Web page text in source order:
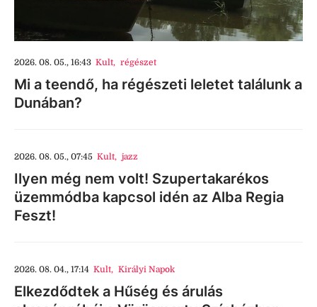
2026. 08. 05., 16:43 Kult, régészet
Mi a teendő, ha régészeti leletet találunk a
Dunában?
2026. 08. 05., 07:45 Kult, jazz
Ilyen még nem volt! Szupertakarékos
üzemmódba kapcsol idén az Alba Regia
Feszt!
2026. 08. 04., 17:14 Kult, Királyi Napok
Elkezdődtek a Hűség és árulás